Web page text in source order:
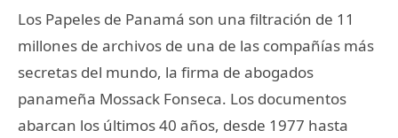
Los Papeles de Panamá son una filtración de 11
millones de archivos de una de las compañías más
secretas del mundo, la firma de abogados
panameña Mossack Fonseca. Los documentos
abarcan los últimos 40 años, desde 1977 hasta